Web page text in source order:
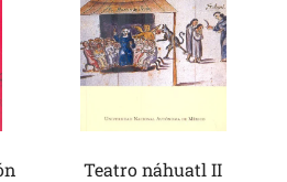
Teatro náhuatl II